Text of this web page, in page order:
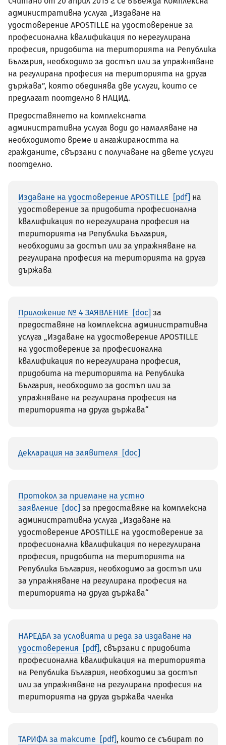
административна услуга „Издаване на
удостоверение APOSTILLE на удостоверение за
професионална квалификация по нерегулирана
професия, придобита на територията на Република
България, необходимо за достъп или за упражняване
на регулирана професия на територията на друга
държава”, която обединява две услуги, които се
предлагат поотделно в НАЦИД.
Предоставянето на комплексната
административна услуга води до намаляване на
необходимото време и ангажираността на
гражданите, свързани с получаване на двете услуги
поотделно.
Издаване на удостоверение APOSTILLE
на
удостоверение за придобита професионална
квалификация по нерегулирана професия на
територията на Република България,
необходими за достъп или за упражняване на
регулирана професия на територията на друга
държава
Приложение № 4 ЗАЯВЛЕНИЕ
за
предоставяне на комплексна административна
услуга „Издаване на удостоверение APOSTILLE
на удостоверение за професионална
квалификация по нерегулирана професия,
придобита на територията на Република
България, необходимо за достъп или за
упражняване на регулирана професия на
територията на друга държава“
Декларация на заявителя
Протокол за приемане на устно
заявление
за предоставяне на комплексна
административна услуга „Издаване на
удостоверение APOSTILLE на удостоверение за
професионална квалификация по нерегулирана
професия, придобита на територията на
Република България, необходимо за достъп или
за упражняване на регулирана професия на
територията на друга държава“
НАРЕДБА за условията и реда за издаване на
удостоверения
, свързани с придобита
професионална квалификация на територията
на Република България, необходими за достъп
или за упражняване на регулирана професия на
територията на друга държава членка
ТАРИФА за таксите
, които се събират по